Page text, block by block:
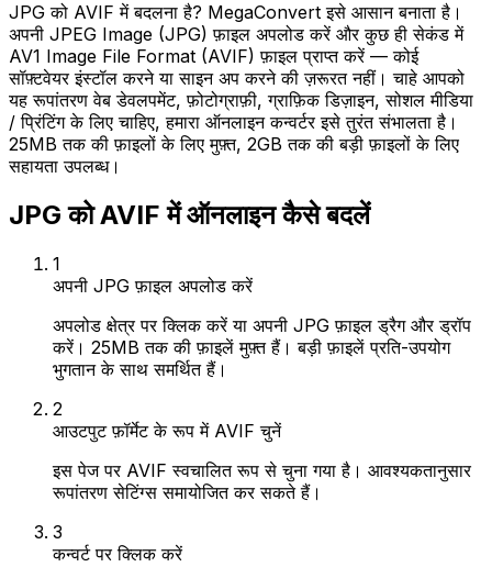
JPG को AVIF में बदलना है? MegaConvert इसे आसान बनाता है।
अपनी JPEG Image (JPG) फ़ाइल अपलोड करें और कुछ ही सेकंड में
AV1 Image File Format (AVIF) फ़ाइल प्राप्त करें — कोई
सॉफ़्टवेयर इंस्टॉल करने या साइन अप करने की ज़रूरत नहीं। चाहे आपको
यह रूपांतरण वेब डेवलपमेंट, फ़ोटोग्राफ़ी, ग्राफ़िक डिज़ाइन, सोशल मीडिया
/ प्रिंटिंग के लिए चाहिए, हमारा ऑनलाइन कन्वर्टर इसे तुरंत संभालता है।
25MB तक की फ़ाइलों के लिए मुफ़्त, 2GB तक की बड़ी फ़ाइलों के लिए
सहायता उपलब्ध।
JPG को AVIF में ऑनलाइन कैसे बदलें
1
अपनी JPG फ़ाइल अपलोड करें
अपलोड क्षेत्र पर क्लिक करें या अपनी JPG फ़ाइल ड्रैग और ड्रॉप
करें। 25MB तक की फ़ाइलें मुफ़्त हैं। बड़ी फ़ाइलें प्रति-उपयोग
भुगतान के साथ समर्थित हैं।
2
आउटपुट फ़ॉर्मेट के रूप में AVIF चुनें
इस पेज पर AVIF स्वचालित रूप से चुना गया है। आवश्यकतानुसार
रूपांतरण सेटिंग्स समायोजित कर सकते हैं।
3
कन्वर्ट पर क्लिक करें